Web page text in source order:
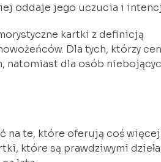
oddaje jego uczucia i
kartki z definicją
Dla tych, którzy
natomiast dla osób
na te, które oferują coś
które są prawdziwymi